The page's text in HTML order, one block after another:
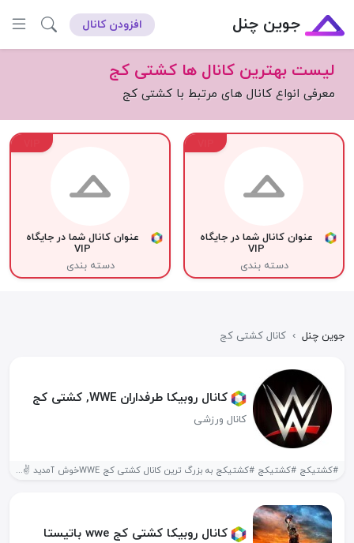
جوین چنل افزودن کانال
لیست بهترین کانال ها کشتی کج
معرفی انواع کانال های مرتبط با کشتی کج
عنوان کانال شما در جایگاه
VIP
دسته بندی
عنوان کانال شما در جایگاه
VIP
دسته بندی
جوین چنل › کانال کشتی کج
کانال روبیکا طرفداران WWE, کشتی کج
کانال ورزشی
#کشتیکج #کشتیکج #کشتیکج به بزرگ ترین کانال کشتی کج WWEخوش آمدید ✌🤍...
کانال روبیکا کشتی کج wwe باتیستا